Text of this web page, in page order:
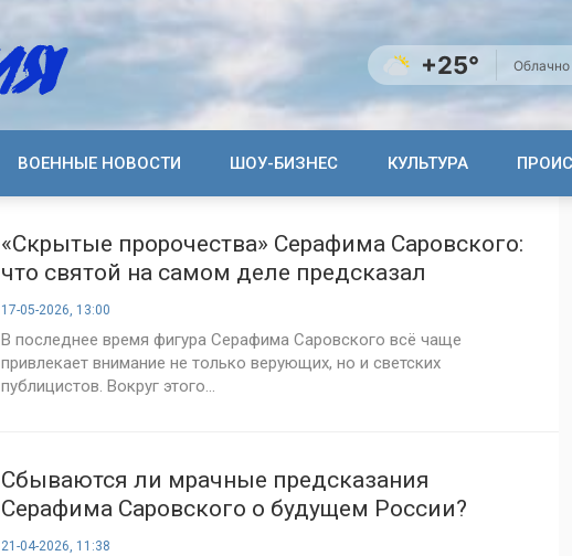
+25°
ВОЕННЫЕ НОВОСТИ ШОУ-БИЗНЕС КУЛЬТУРА
«Скрытые пророчества» Серафима Саровского:
что святой на самом деле предсказал
современному миру
17-05-2026, 13:00
В последнее время фигура Серафима Саровского всё чаще
привлекает внимание не только верующих, но и светских
публицистов. Вокруг этого...
Сбываются ли мрачные предсказания
Серафима Саровского о будущем России?
21-04-2026, 11:38